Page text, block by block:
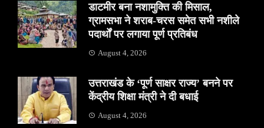
डाटमीर बना नशामुक्ति की मिसाल,
ग्रामसभा ने शराब-चरस समेत सभी नशीले
पदार्थों पर लगाया पूर्ण प्रतिबंध
August 4, 2026
उत्तराखंड के ‘पूर्ण साक्षर राज्य’ बनने पर
केंद्रीय शिक्षा मंत्री ने दी बधाई
August 4, 2026